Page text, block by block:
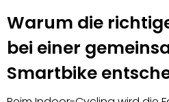
Warum die
bei einer
Smartbike